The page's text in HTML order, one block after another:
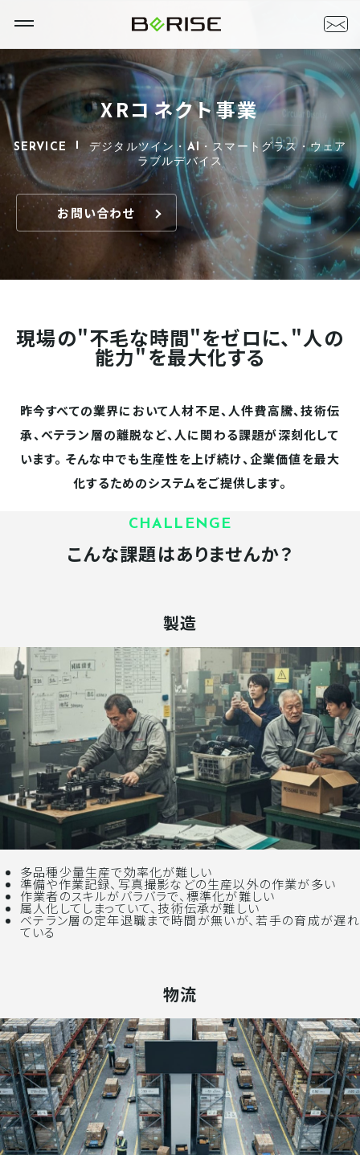
XRコネクト事業
SERVICE
デジタルツイン・AI・スマートグラス・ウェア
ラブルデバイス
お問い合わせ
現場の"不毛な時間"をゼロに、"人の
能力"を最大化する
昨今すべての業界において人材不足、人件費高騰、技術伝
承、ベテラン層の離脱など、人に関わる課題が深刻化して
います。 そんな中でも生産性を上げ続け、企業価値を最大
化するためのシステムをご提供します。
CHALLENGE
こんな課題はありませんか？
製造
多品種少量生産で効率化が難しい
準備や作業記録、写真撮影などの生産以外の作業が多い
作業者のスキルがバラバラで、標準化が難しい
属人化してしまっていて、技術伝承が難しい
ベテラン層の定年退職まで時間が無いが、若手の育成が遅れ
ている
物流